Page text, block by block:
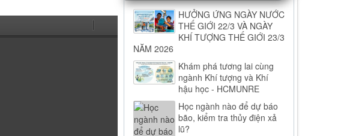
HƯỞNG ỨNG NGÀY NƯỚC
THẾ GIỚI 22/3 VÀ NGÀY
KHÍ TƯỢNG THẾ GIỚI 23/3
NĂM 2026
Khám phá tương lai cùng
ngành Khí tượng và Khí
hậu học - HCMUNRE
Học ngành nào để dự báo
bão, kiểm tra thủy điện xả
lũ?